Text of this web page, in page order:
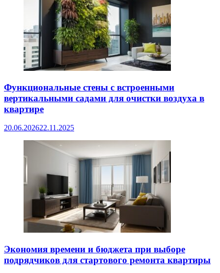
Функциональные стены с встроенными
вертикальными садами для очистки воздуха в
квартире
20.06.202622.11.2025
Экономия времени и бюджета при выборе
подрядчиков для стартового ремонта квартиры